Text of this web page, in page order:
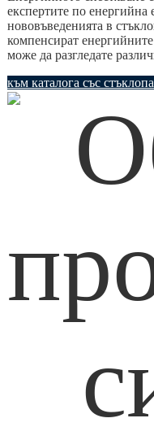
експертите по енергийна
нововъведенията в
компенсират
може да разгледате
към каталога със